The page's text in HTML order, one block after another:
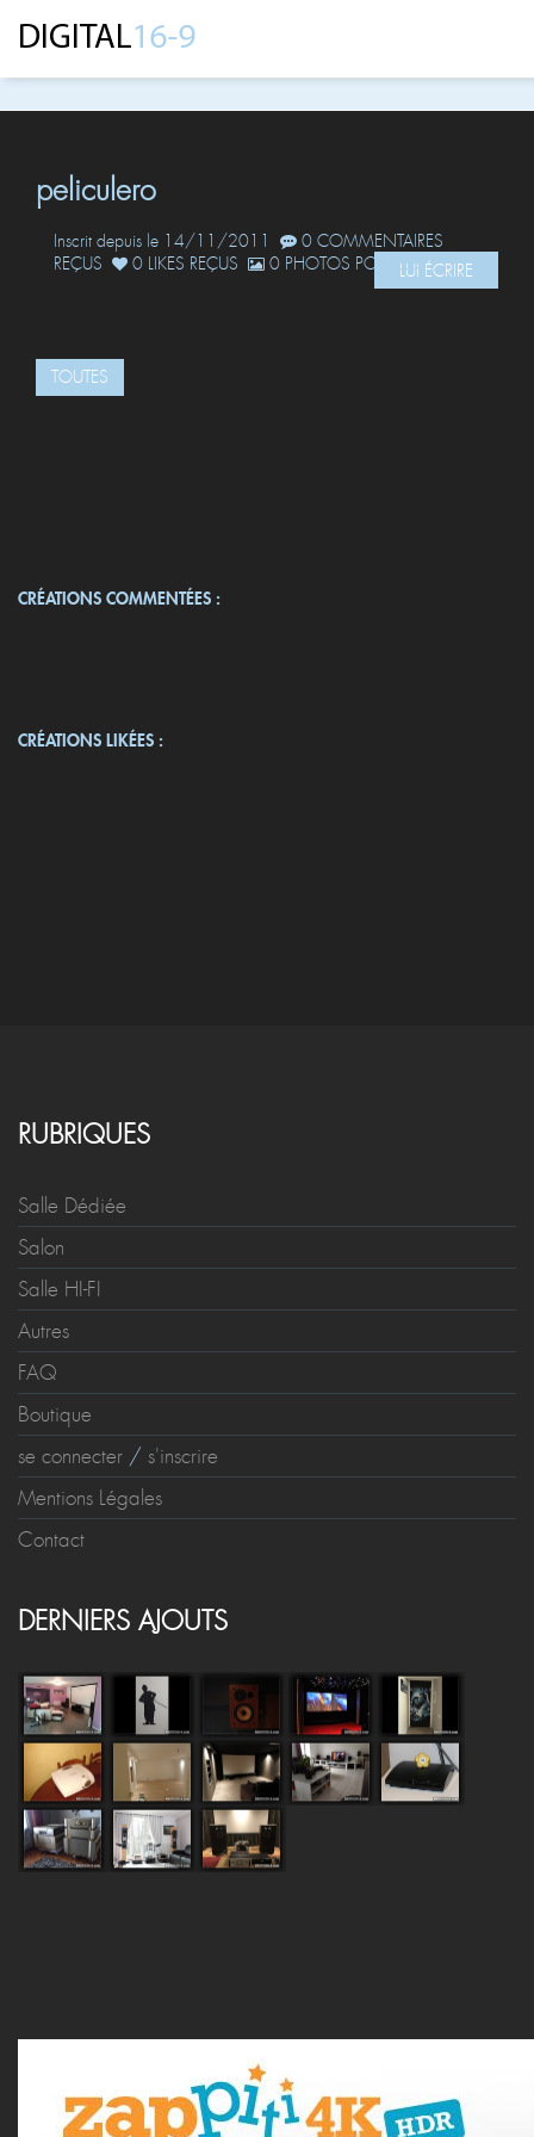
peliculero
Inscrit depuis le 14/11/2011
0 COMMENTAIRES
REÇUS
0 LIKES REÇUS 0 PHOTOS POSTÉESLUI ÉCRIRE
TOUTES
CRÉATIONS COMMENTÉES :
CRÉATIONS LIKÉES :
RUBRIQUES
Salle Dédiée
Salon
Salle HI-FI
Autres
FAQ
Boutique
se connecter / s'inscrire
Mentions Légales
Contact
DERNIERS AJOUTS